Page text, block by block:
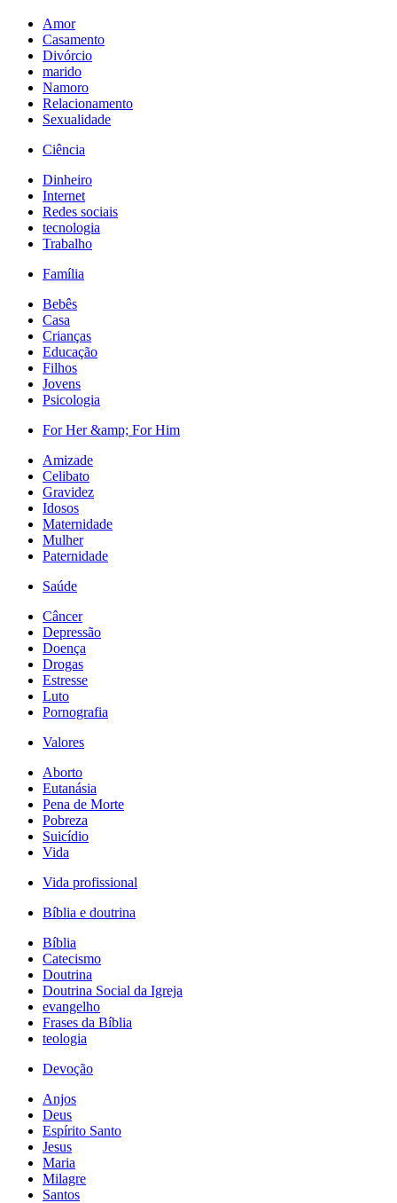
Amor
Casamento
Divórcio
marido
Namoro
Relacionamento
Sexualidade
Ciência
Dinheiro
Internet
Redes sociais
tecnologia
Trabalho
Família
Bebês
Casa
Crianças
Educação
Filhos
Jovens
Psicologia
For Her &amp; For Him
Amizade
Celibato
Gravidez
Idosos
Maternidade
Mulher
Paternidade
Saúde
Câncer
Depressão
Doença
Drogas
Estresse
Luto
Pornografia
Valores
Aborto
Eutanásia
Pena de Morte
Pobreza
Suicídio
Vida
Vida profissional
Bíblia e doutrina
Bíblia
Catecismo
Doutrina
Doutrina Social da Igreja
evangelho
Frases da Bíblia
teologia
Devoção
Anjos
Deus
Espírito Santo
Jesus
Maria
Milagre
Santos